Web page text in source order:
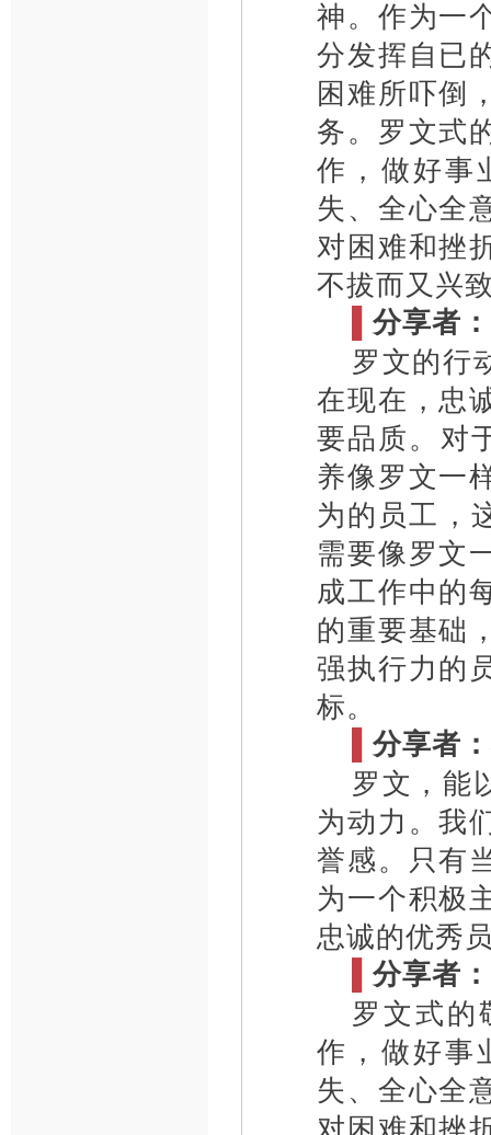
神。作为一
分发挥自已
困难所吓倒
务。罗文式
作，做好事
失、全心全
对困难和挫
不拔而又兴
▌ 分享者
罗文的行
在现在，忠
要品质。对
养像罗文一
为的员工，
需要像罗文
成工作中的
的重要基础
强执行力的
标。
▌ 分享者
罗文，能
为动力。我
誉感。只有
为一个积极
忠诚的优秀
▌ 分享者
罗文式的
作，做好事
失、全心全
对困难和挫